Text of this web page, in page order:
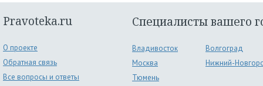
Pravoteka.ru
О проекте
Обратная связь
Все вопросы и ответы
Специалисты вашего
Владивосток
Волгоград
Москва
Нижний-
Тюмень